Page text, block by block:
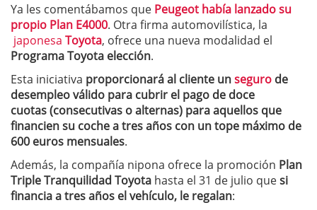
Ya les comentábamos que Peugeot había lanzado su
propio Plan E4000. Otra firma automovilística, la
japonesa Toyota, ofrece una nueva modalidad el
Programa Toyota elección.
Esta iniciativa proporcionará al cliente unseguro de
desempleo válido para cubrir el pago de doce
cuotas (consecutivas o alternas) para aquellos que
financien su coche a tres años con un tope máximo de
600 euros mensuales.
Además, la compañía nipona ofrece la promoción Plan
Triple Tranquilidad Toyota hasta el 31 de julio quesi
financia a tres años el vehículo, le regalan: